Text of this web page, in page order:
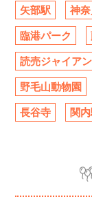
矢部駅 神
臨港パーク
読売ジャイア
野毛山動物園
長谷寺 関